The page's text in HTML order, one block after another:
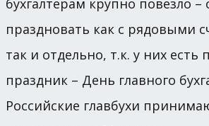
бухгалтерам крупно повезло –
праздновать как с рядовыми
так и отдельно, т.к. у них
праздник – День главного
Российские главбухи